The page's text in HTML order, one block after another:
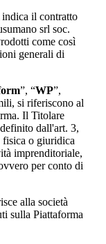
il contratto
srl soc.
come così
generali di
”, “WP”,
si riferiscono al
Il Titolare
dall'art. 3,
fisica o giuridica
imprenditoriale,
per conto di
alla società
sulla Piattaforma